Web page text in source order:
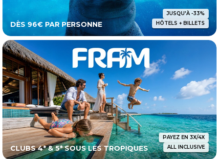
DÈS 96€ PAR PERSONNE
JUSQU'À -33%
HÔTELS + BILLETS
CLUBS 4* & 5* SOUS LES TROPIQUES
PAYEZ EN 3X/4X
ALL INCLUSIVE